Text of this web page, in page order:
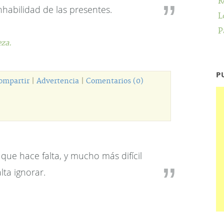
de las presentes.
Advertencia Comentarios (0)
hace falta, y mucho más difícil
ignorar.